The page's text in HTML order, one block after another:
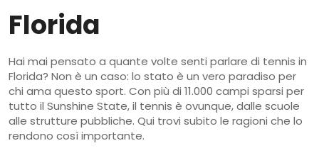
Florida
Hai mai pensato a quante volte senti parlare di tennis in
Florida? Non è un caso: lo stato è un vero paradiso per
chi ama questo sport. Con più di 11.000 campi sparsi per
tutto il Sunshine State, il tennis è ovunque, dalle scuole
alle strutture pubbliche. Qui trovi subito le ragioni che lo
rendono così importante.